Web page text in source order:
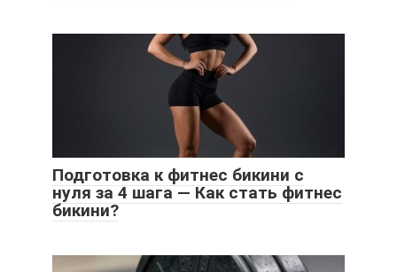
Подготовка к фитнес бикини с
нуля за 4 шага — Как стать фитнес
бикини?